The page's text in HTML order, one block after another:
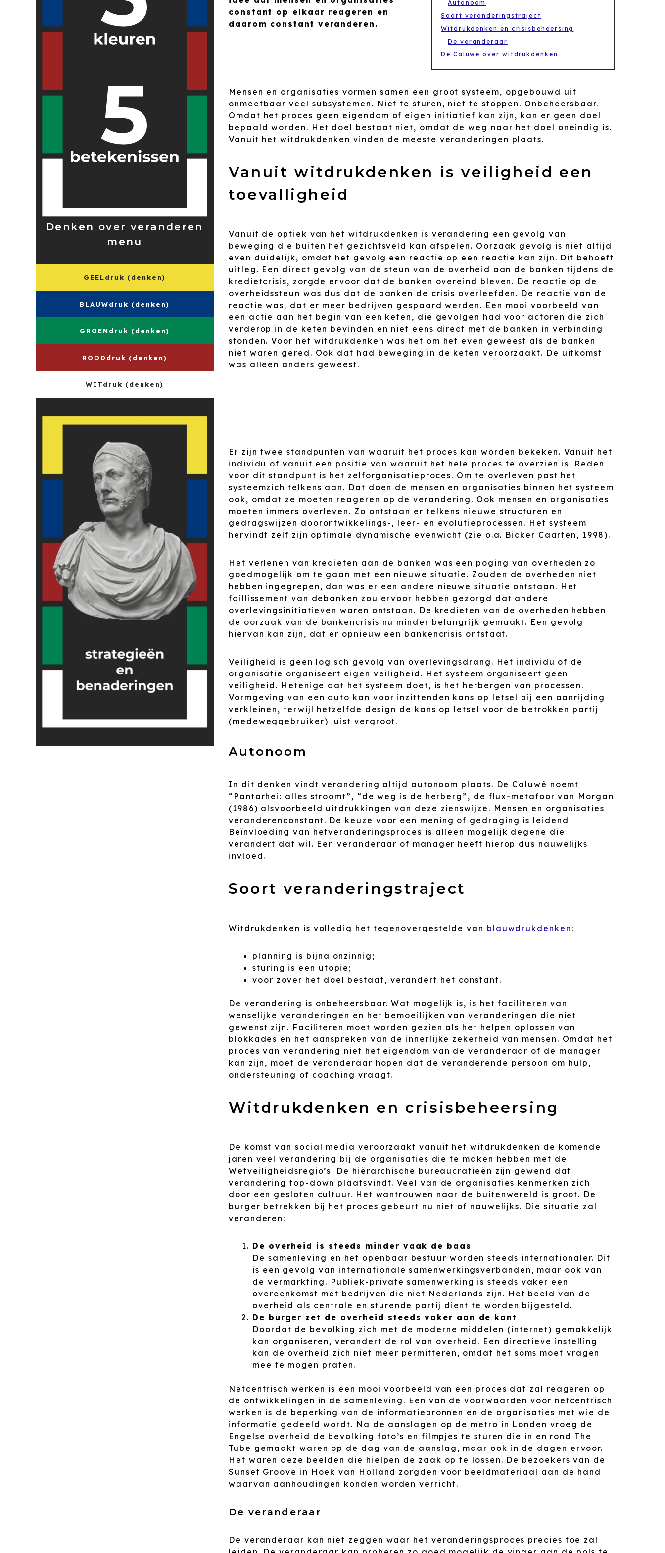
constant op elkaar reageren en
daarom constant veranderen.
Autonoom
Soort veranderingstraject
Witdrukdenken en crisisbeheersing
De veranderaar
De Caluwé over witdrukdenken
Mensen en organisaties vormen samen een groot systeem, opgebouwd uit
onmeetbaar veel subsystemen. Niet te sturen, niet te stoppen. Onbeheersbaar.
Omdat het proces geen eigendom of eigen initiatief kan zijn, kan er geen doel
bepaald worden. Het doel bestaat niet, omdat de weg naar het doel oneindig is.
Vanuit het witdrukdenken vinden de meeste veranderingen plaats.
Vanuit witdrukdenken is veiligheid een
toevalligheid
Vanuit de optiek van het witdrukdenken is verandering een gevolg van
beweging die buiten het gezichtsveld kan afspelen. Oorzaak gevolg is niet altijd
even duidelijk, omdat het gevolg een reactie op een reactie kan zijn. Dit behoeft
uitleg. Een direct gevolg van de steun van de overheid aan de banken tijdens de
kredietcrisis, zorgde ervoor dat de banken overeind bleven. De reactie op de
overheidssteun was dus dat de banken de crisis overleefden. De reactie van de
reactie was, dat er meer bedrijven gespaard werden. Een mooi voorbeeld van
een actie aan het begin van een keten, die gevolgen had voor actoren die zich
verderop in de keten bevinden en niet eens direct met de banken in verbinding
stonden. Voor het witdrukdenken was het om het even geweest als de banken
niet waren gered. Ook dat had beweging in de keten veroorzaakt. De uitkomst
was alleen anders geweest.
Er zijn twee standpunten van waaruit het proces kan worden bekeken. Vanuit het
individu of vanuit een positie van waaruit het hele proces te overzien is. Reden
voor dit standpunt is het zelforganisatieproces. Om te overleven past het
systeemzich telkens aan. Dat doen de mensen en organisaties binnen het systeem
ook, omdat ze moeten reageren op de verandering. Ook mensen en organisaties
moeten immers overleven. Zo ontstaan er telkens nieuwe structuren en
gedragswijzen doorontwikkelings-, leer- en evolutieprocessen. Het systeem
hervindt zelf zijn optimale dynamische evenwicht (zie o.a. Bicker Caarten, 1998).
Het verlenen van kredieten aan de banken was een poging van overheden zo
goedmogelijk om te gaan met een nieuwe situatie. Zouden de overheden niet
hebben ingegrepen, dan was er een andere nieuwe situatie ontstaan. Het
faillissement van debanken zou ervoor hebben gezorgd dat andere
overlevingsinitiatieven waren ontstaan. De kredieten van de overheden hebben
de oorzaak van de bankencrisis nu minder belangrijk gemaakt. Een gevolg
hiervan kan zijn, dat er opnieuw een bankencrisis ontstaat.
Veiligheid is geen logisch gevolg van overlevingsdrang. Het individu of de
organisatie organiseert eigen veiligheid. Het systeem organiseert geen
veiligheid. Hetenige dat het systeem doet, is het herbergen van processen.
Vormgeving van een auto kan voor inzittenden kans op letsel bij een aanrijding
verkleinen, terwijl hetzelfde design de kans op letsel voor de betrokken partij
(medeweggebruiker) juist vergroot.
Autonoom
In dit denken vindt verandering altijd autonoom plaats. De Caluwé noemt
“Pantarhei: alles stroomt”, “de weg is de herberg”, de flux-metafoor van Morgan
(1986) alsvoorbeeld uitdrukkingen van deze zienswijze. Mensen en organisaties
veranderenconstant. De keuze voor een mening of gedraging is leidend.
Beïnvloeding van hetveranderingsproces is alleen mogelijk degene die
verandert dat wil. Een veranderaar of manager heeft hierop dus nauwelijks
invloed.
Soort veranderingstraject
Witdrukdenken is volledig het tegenovergestelde van blauwdrukdenken :
planning is bijna onzinnig;
sturing is een utopie;
voor zover het doel bestaat, verandert het constant.
De verandering is onbeheersbaar. Wat mogelijk is, is het faciliteren van
wenselijke veranderingen en het bemoeilijken van veranderingen die niet
gewenst zijn. Faciliteren moet worden gezien als het helpen oplossen van
blokkades en het aanspreken van de innerlijke zekerheid van mensen. Omdat het
proces van verandering niet het eigendom van de veranderaar of de manager
kan zijn, moet de veranderaar hopen dat de veranderende persoon om hulp,
ondersteuning of coaching vraagt.
Witdrukdenken en crisisbeheersing
De komst van social media veroorzaakt vanuit het witdrukdenken de komende
jaren veel verandering bij de organisaties die te maken hebben met de
Wetveiligheidsregio’s. De hiërarchische bureaucratieën zijn gewend dat
verandering top-down plaatsvindt. Veel van de organisaties kenmerken zich
door een gesloten cultuur. Het wantrouwen naar de buitenwereld is groot. De
burger betrekken bij het proces gebeurt nu niet of nauwelijks. Die situatie zal
veranderen:
De overheid is steeds minder vaak de baas
De samenleving en het openbaar bestuur worden steeds internationaler. Dit
is een gevolg van internationale samenwerkingsverbanden, maar ook van
de vermarkting. Publiek-private samenwerking is steeds vaker een
overeenkomst met bedrijven die niet Nederlands zijn. Het beeld van de
overheid als centrale en sturende partij dient te worden bijgesteld.
De burger zet de overheid steeds vaker aan de kant
Doordat de bevolking zich met de moderne middelen (internet) gemakkelijk
kan organiseren, verandert de rol van overheid. Een directieve instelling
kan de overheid zich niet meer permitteren, omdat het soms moet vragen
mee te mogen praten.
Netcentrisch werken is een mooi voorbeeld van een proces dat zal reageren op
de ontwikkelingen in de samenleving. Een van de voorwaarden voor netcentrisch
werken is de beperking van de informatiebronnen en de organisaties met wie de
informatie gedeeld wordt. Na de aanslagen op de metro in Londen vroeg de
Engelse overheid de bevolking foto’s en filmpjes te sturen die in en rond The
Tube gemaakt waren op de dag van de aanslag, maar ook in de dagen ervoor.
Het waren deze beelden die hielpen de zaak op te lossen. De bezoekers van de
Sunset Groove in Hoek van Holland zorgden voor beeldmateriaal aan de hand
waarvan aanhoudingen konden worden verricht.
De veranderaar
De veranderaar kan niet zeggen waar het veranderingsproces precies toe zal
Denken over veranderen
menu
GEELdruk (denken)
BLAUWdruk (denken)
GROENdruk (denken)
ROODdruk (denken)
WITdruk (denken)